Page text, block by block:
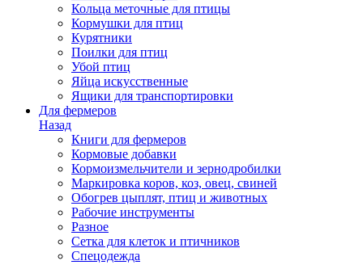
Кольца меточные для птицы
Кормушки для птиц
Курятники
Поилки для птиц
Убой птиц
Яйца искусственные
Ящики для транспортировки
Для фермеров
Назад
Книги для фермеров
Кормовые добавки
Кормоизмельчители и зернодробилки
Маркировка коров, коз, овец, свиней
Обогрев цыплят, птиц и животных
Рабочие инструменты
Разное
Сетка для клеток и птичников
Спецодежда